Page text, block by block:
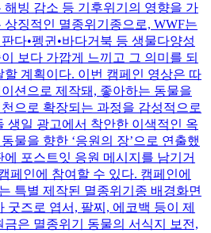
해빙 감소 등 기후위기의 영향을 가
상징적인 멸종위기종으로, WWF는
다•펭귄•바다거북 등 생물다양성
보다 가깝게 느끼고 그 의미를 되
계획이다. 이번 캠페인 영상은 따
션으로 제작돼, 좋아하는 동물을
으로 확장되는 과정을 감성적으로
생일 광고에서 착안한 이색적인 옥
물을 향한 ‘응원의 장’으로 연출했
포스트잇 응원 메시지를 남기거
페인에 참여할 수 있다. 캠페인에
특별 제작된 멸종위기종 배경화면
굿즈로 엽서, 팔찌, 에코백 등이 제
금은 멸종위기 동물의 서식지 보전,